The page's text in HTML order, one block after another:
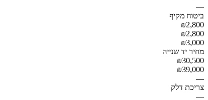
—
ביטוח מקיף
₪2,800
₪2,800
₪3,000
מחיר יד שנייה
₪30,500
₪39,000
—
צריכת דלק
—